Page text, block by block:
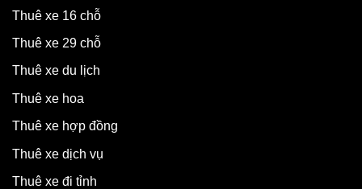
Thuê xe 16 chỗ
Thuê xe 29 chỗ
Thuê xe du lịch
Thuê xe hoa
Thuê xe hợp đồng
Thuê xe dịch vụ
Thuê xe đi tỉnh